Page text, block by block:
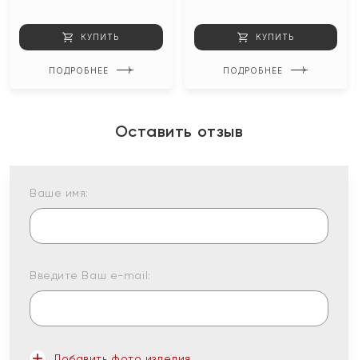
КУПИТЬ
ПОДРОБНЕЕ
КУПИТЬ
ПОДРОБНЕЕ
Оставить отзыв
Ваше имя:
Введите Ваш e-mail: